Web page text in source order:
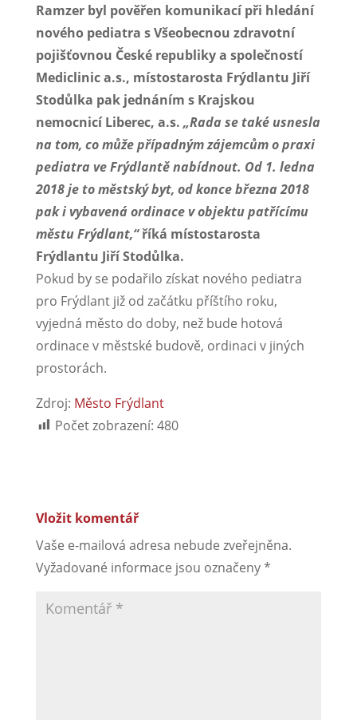
Ramzer byl pověřen komunikací při hledání
nového pediatra s Všeobecnou zdravotní
pojišťovnou České republiky a společností
Mediclinic a.s., místostarosta Frýdlantu Jiří
Stodůlka pak jednáním s Krajskou
nemocnicí Liberec, a.s. „Rada se také usnesla
na tom, co může případným zájemcům o praxi
pediatra ve Frýdlantě nabídnout. Od 1. ledna
2018 je to městský byt, od konce března 2018
pak i vybavená ordinace v objektu patřícímu
městu Frýdlant,“říká místostarosta
Frýdlantu Jiří Stodůlka.
Pokud by se podařilo získat nového pediatra
pro Frýdlant již od začátku příštího roku,
vyjedná město do doby, než bude hotová
ordinace v městské budově, ordinaci v jiných
prostorách.
Zdroj: Město Frýdlant
Počet zobrazení: 480
Vložit komentář
Vaše e-mailová adresa nebude zveřejněna.
Vyžadované informace jsou označeny*